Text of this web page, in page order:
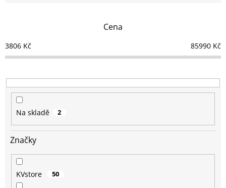
p
r
o
u
Cena
3806 Kč 85990 Kč
Na skladě 2
Značky
KVstore 50